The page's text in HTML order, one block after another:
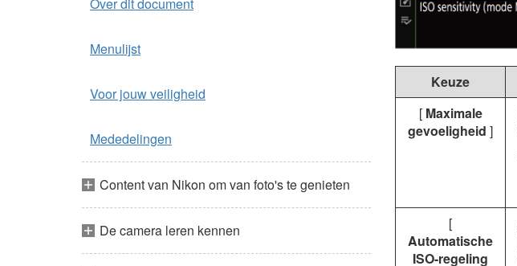
Menulijst
Voor jouw veiligheid
Mededelingen
Content van Nikon om van foto's te genieten
De camera leren kennen
Keuze
[ Maximale
gevoeligheid ]
[
Automatische
ISO-regeling